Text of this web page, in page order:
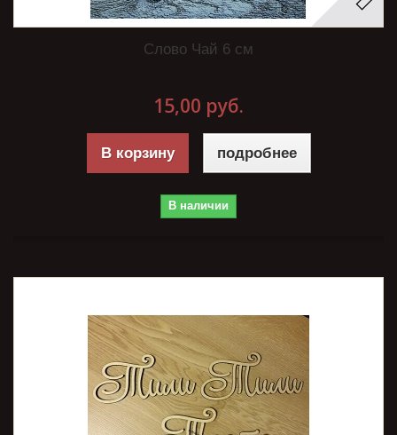
Слово Чай 6 см
15,00 руб.
В корзину подробнее
В наличии